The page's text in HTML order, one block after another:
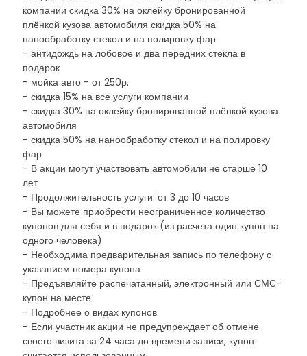
компании скидка 30% на оклейку бронированной
плёнкой кузова автомобиля скидка 50% на
нанообработку стекол и на полировку фар
- антидождь на лобовое и два передних стекла в
подарок
- мойка авто - от 250р.
- скидка 15% на все услуги компании
- скидка 30% на оклейку бронированной плёнкой кузова
автомобиля
- скидка 50% на нанообработку стекол и на полировку
фар
- В акции могут участвовать автомобили не старше 10
лет
- Продолжительность услуги: от 3 до 10 часов
- Вы можете приобрести неограниченное количество
купонов для себя и в подарок (из расчета один купон на
одного человека)
- Необходима предварительная запись по телефону с
указанием номера купона
- Предъявляйте распечатанный, электронный или СМС-
купон на месте
- Подробнее о видах купонов
- Если участник акции не предупреждает об отмене
своего визита за 24 часа до времени записи, купон